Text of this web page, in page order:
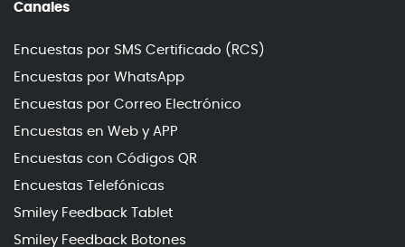
Canales
Encuestas por SMS Certificado (RCS)
Encuestas por WhatsApp
Encuestas por Correo Electrónico
Encuestas en Web y APP
Encuestas con Códigos QR
Encuestas Telefónicas
Smiley Feedback Tablet
Smiley Feedback Botones